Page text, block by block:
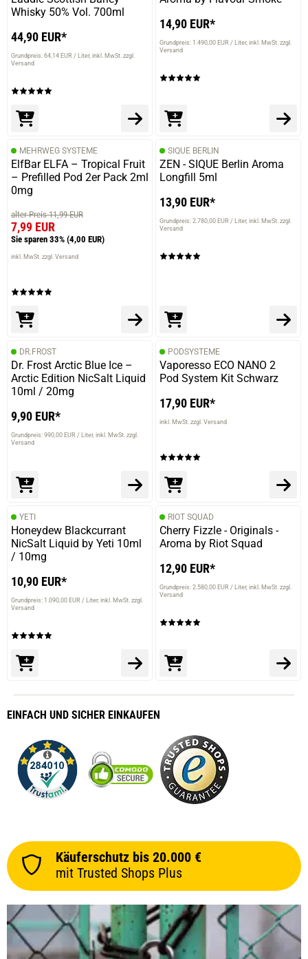
Whisky 50% Vol. 700ml
44,90 EUR*
Grundpreis: 64,14 EUR / Liter inkl. MwSt. zzgl.
Versand
14,90 EUR*
Grundpreis: 1.490,00 EUR / Liter inkl. MwSt. zzgl.
Versand
MEHRWEG SYSTEME
ElfBar ELFA – Tropical Fruit
– Prefilled Pod 2er Pack 2ml
0mg
alter Preis 11,99 EUR
7,99 EUR
Sie sparen 33% (4,00 EUR)
inkl. MwSt. zzgl. Versand
SIQUE BERLIN
ZEN - SIQUE Berlin Aroma
Longfill 5ml
13,90 EUR*
Grundpreis: 2.780,00 EUR / Liter inkl. MwSt. zzgl.
Versand
DR.FROST
Dr. Frost Arctic Blue Ice –
Arctic Edition NicSalt Liquid
10ml / 20mg
9,90 EUR*
Grundpreis: 990,00 EUR / Liter inkl. MwSt. zzgl.
Versand
PODSYSTEME
Vaporesso ECO NANO 2
Pod System Kit Schwarz
17,90 EUR*
inkl. MwSt. zzgl. Versand
YETI
Honeydew Blackcurrant
NicSalt Liquid by Yeti 10ml
/ 10mg
10,90 EUR*
Grundpreis: 1.090,00 EUR / Liter inkl. MwSt. zzgl.
Versand
RIOT SQUAD
Cherry Fizzle - Originals -
Aroma by Riot Squad
12,90 EUR*
Grundpreis: 2.580,00 EUR / Liter inkl. MwSt. zzgl.
Versand
EINFACH UND SICHER EINKAUFEN
Käuferschutz bis 20.000 €
mit Trusted Shops Plus